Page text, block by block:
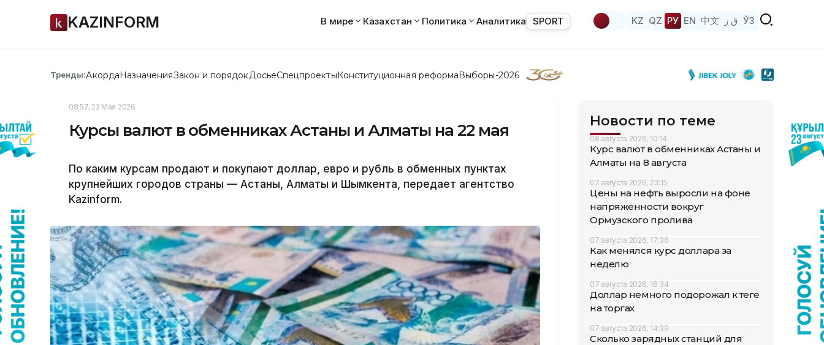
KAZINFORM В мире Казахстан Политика Аналитика SPORT KZ QZ РУ EN 中文 ق ز ЎЗ
Тренды:АкордаНазначенияЗакон и порядок ДосьеСпецпроектыКонституционная реформаВыборы-2026
08:57, 22 Мая 2026
Курсы валют в обменниках Астаны и Алматы на 22 мая
По каким курсам продают и покупают доллар, евро и рубль в обменных пунктах
крупнейших городов страны — Астаны, Алматы и Шымкента, передает агентство
Kazinform.
Новости по теме
08 августа 2026, 10:14
Курс валют в обменниках Астаны и
Алматы на 8 августа
07 августа 2026, 23:15
Цены на нефть выросли на фоне
напряженности вокруг
Ормузского пролива
07 августа 2026, 17:36
Как менялся курс доллара за
неделю
07 августа 2026, 16:34
Доллар немного подорожал к теңге
на торгах
07 августа 2026, 14:39
Сколько зарядных станций для